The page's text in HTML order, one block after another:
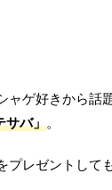
ャゲ好きから話
サバ」。
プレゼントして